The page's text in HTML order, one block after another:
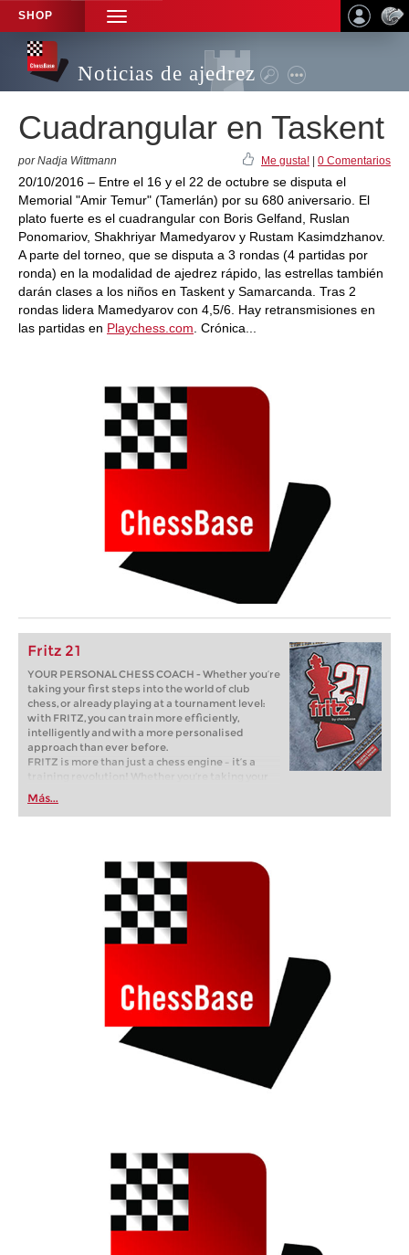
SHOP
TOGGLE
NAVIGATION
Noticias de ajedrez
Cuadrangular en Taskent
por Nadja Wittmann Me gusta! 0 Comentarios
20/10/2016 – Entre el 16 y el 22 de octubre se disputa el
Memorial "Amir Temur" (Tamerlán) por su 680 aniversario. El
plato fuerte es el cuadrangular con Boris Gelfand, Ruslan
Ponomariov, Shakhriyar Mamedyarov y Rustam Kasimdzhanov.
A parte del torneo, que se disputa a 3 rondas (4 partidas por
ronda) en la modalidad de ajedrez rápido, las estrellas también
darán clases a los niños en Taskent y Samarcanda. Tras 2
rondas lidera Mamedyarov con 4,5/6. Hay retransmisiones en
las partidas en Playchess.com . Crónica...
Fritz 21
YOUR PERSONAL CHESS COACH - Whether you’re
taking your first steps into the world of club
chess, or already playing at a tournament level:
with FRITZ, you can train more efficiently,
intelligently and with a more personalised
approach than ever before.
FRITZ is more than just a chess engine – it’s a
training revolution! Whether you’re taking your
first steps into the world of club chess, or already
playing at a tournament level: with FRITZ, you can
train more efficiently, intelligently and with a
Más...